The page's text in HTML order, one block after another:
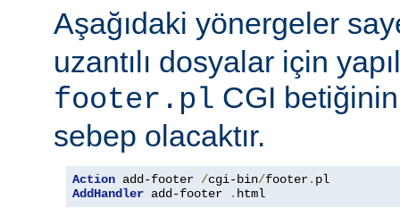
Aşağıdaki yönergeler
uzantılı dosyalar için
footer.pl CGI
sebep olacaktır.
Action add-footer /cgi-bin/footer.
AddHandler add-footer . html